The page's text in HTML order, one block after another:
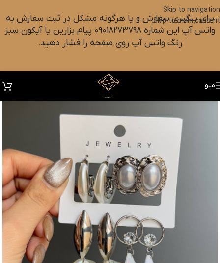
Skip to navigation
Skip to main content
برای پیگیری سفارش و یا هرگونه مشکل در ثبت سفارش به
واتس آپ این شماره ۰۹۰۱۸۲۷۳۷۹۸ پیام بزارین یا آیکون سبز
رنگ واتس آپ روی صفحه را فشار دهید.
منو